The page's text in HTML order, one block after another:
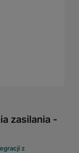
zasilania -
z